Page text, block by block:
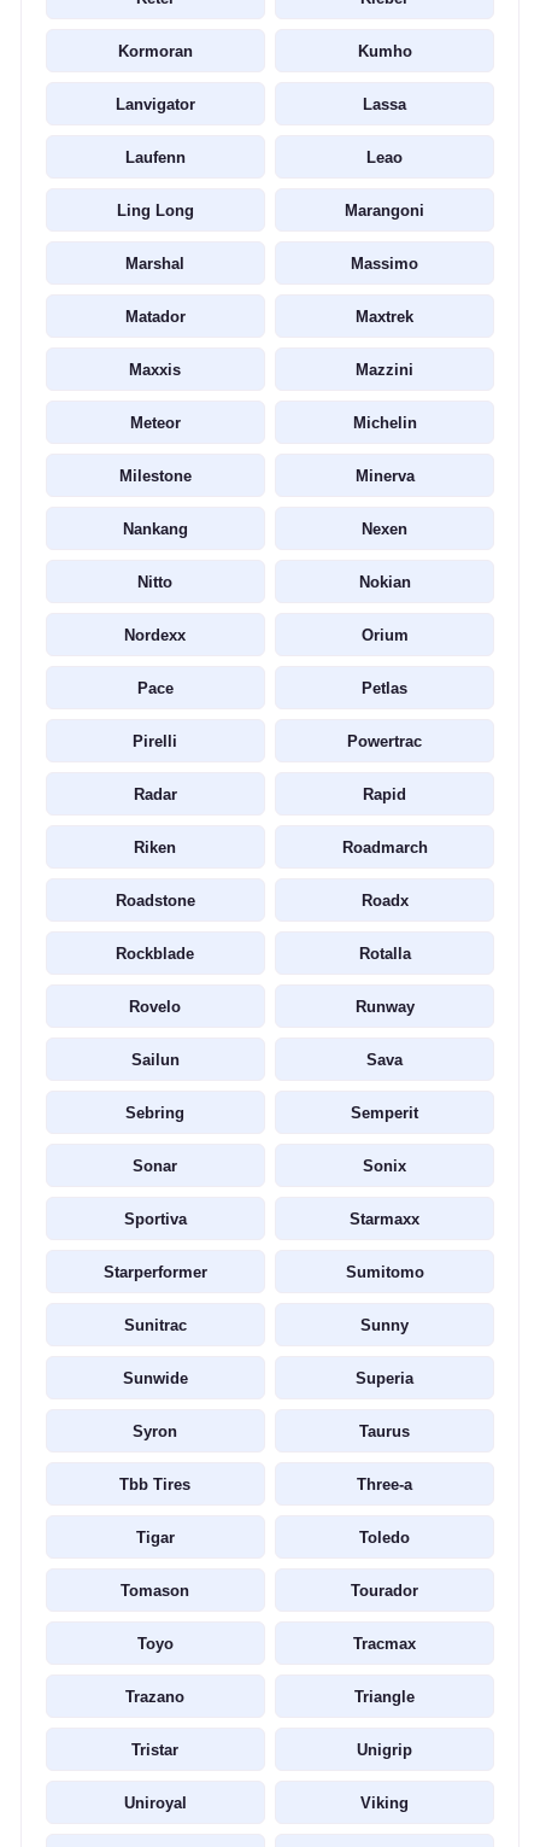
Kormoran Kumho
Lanvigator Lassa
Laufenn Leao
Ling Long Marangoni
Marshal Massimo
Matador Maxtrek
Maxxis Mazzini
Meteor Michelin
Milestone Minerva
Nankang Nexen
Nitto Nokian
Nordexx Orium
Pace Petlas
Pirelli Powertrac
Radar Rapid
Riken Roadmarch
Roadstone Roadx
Rockblade Rotalla
Rovelo Runway
Sailun Sava
Sebring Semperit
Sonar Sonix
Sportiva Starmaxx
Starperformer Sumitomo
Sunitrac Sunny
Sunwide Superia
Syron Taurus
Tbb Tires Three-a
Tigar Toledo
Tomason Tourador
Toyo Tracmax
Trazano Triangle
Tristar Unigrip
Uniroyal Viking